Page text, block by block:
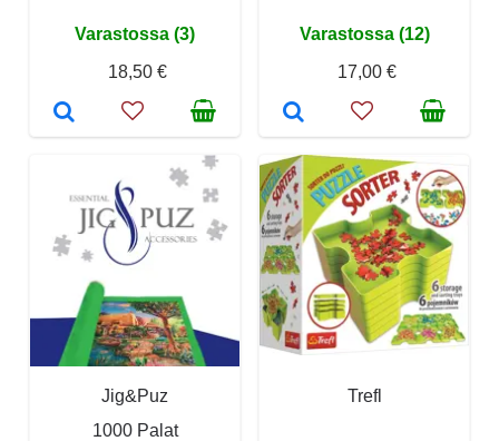
Varastossa (3)
18,50 €
Varastossa (12)
17,00 €
Jig&Puz
1000 Palat
Trefl